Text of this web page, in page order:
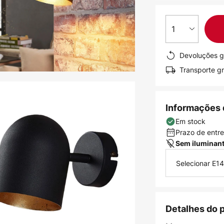
1
Devoluções
Transporte
Informações
Em stock
Prazo de
Sem
Selecionar
Detalhes do